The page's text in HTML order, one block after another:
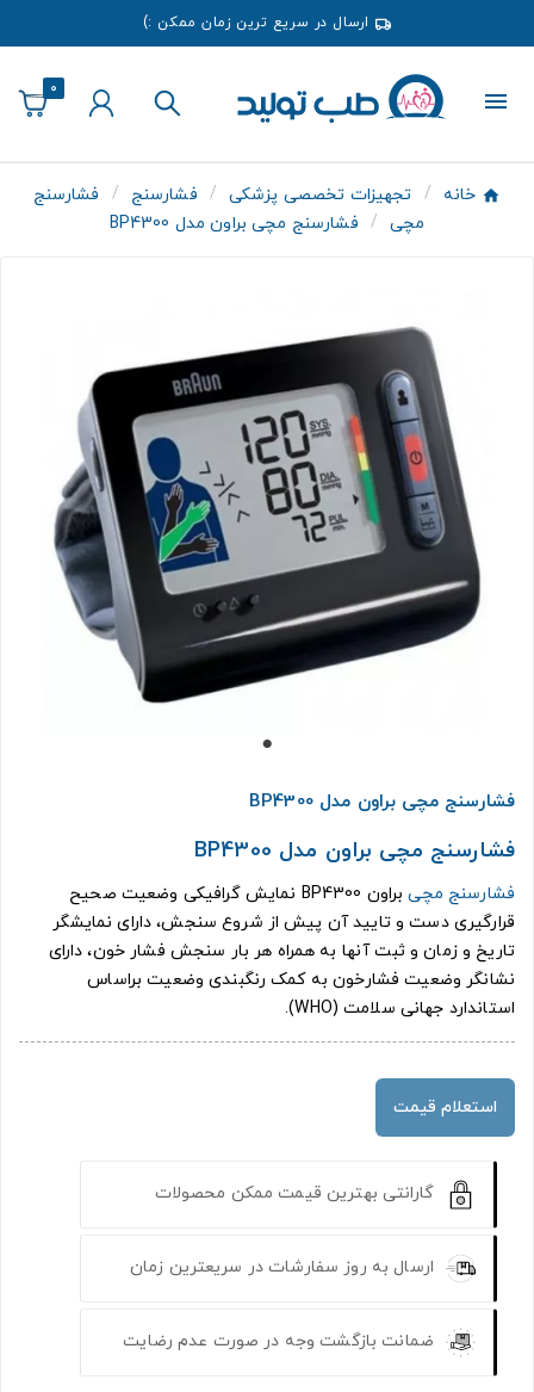
ارسال در سریع ترین زمان ممکن :)
0
خانه تجهیزات تخصصی پزشکی فشارسنج
فشارسنج
مچی
فشارسنج مچی براون مدل BP4300
فشارسنج مچی براون مدل BP4300
فشارسنج مچی براون مدل BP4300
فشارسنج مچی
براون BP4300 نمایش گرافیکی وضعیت صحیح
قرارگیری دست و تایید آن پیش از شروع سنجش، دارای نمایشگر
تاریخ و زمان و ثبت آنها به همراه هر بار سنجش فشار خون، دارای
نشانگر وضعیت فشارخون به کمک رنگبندی وضعیت براساس
استاندارد جهانی سلامت (WHO).
استعلام قیمت
گارانتی بهترین قیمت ممکن محصولات
ارسال به روز سفارشات در سریعترین زمان
ضمانت بازگشت وجه در صورت عدم رضایت